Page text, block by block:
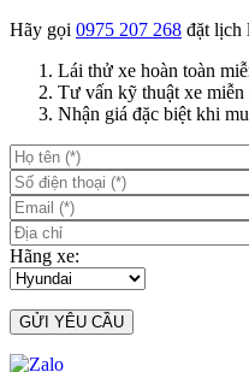
Hãy gọi 0975 207 268 đặt lịch
Lái thử xe hoàn toàn
Tư vấn kỹ thuật xe miễn
Nhận giá đặc biệt khi
Hãng xe: